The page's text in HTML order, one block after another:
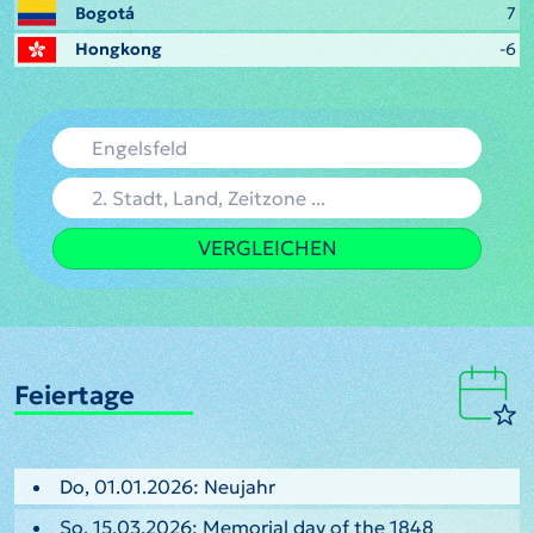
Bogotá
7
Hongkong
-6
VERGLEICHEN
Feiertage
Do, 01.01.2026: Neujahr
So, 15.03.2026: Memorial day of the 1848